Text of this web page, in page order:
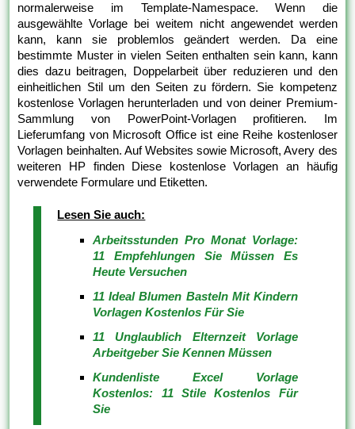
normalerweise im Template-Namespace. Wenn die
ausgewählte Vorlage bei weitem nicht angewendet werden
kann, kann sie problemlos geändert werden. Da eine
bestimmte Muster in vielen Seiten enthalten sein kann, kann
dies dazu beitragen, Doppelarbeit über reduzieren und den
einheitlichen Stil um den Seiten zu fördern. Sie kompetenz
kostenlose Vorlagen herunterladen und von deiner Premium-
Sammlung von PowerPoint-Vorlagen profitieren. Im
Lieferumfang von Microsoft Office ist eine Reihe kostenloser
Vorlagen beinhalten. Auf Websites sowie Microsoft, Avery des
weiteren HP finden Diese kostenlose Vorlagen an häufig
verwendete Formulare und Etiketten.
Lesen Sie auch:
Arbeitsstunden Pro Monat Vorlage:
11 Empfehlungen Sie Müssen Es
Heute Versuchen
11 Ideal Blumen Basteln Mit Kindern
Vorlagen Kostenlos Für Sie
11 Unglaublich Elternzeit Vorlage
Arbeitgeber Sie Kennen Müssen
Kundenliste Excel Vorlage
Kostenlos: 11 Stile Kostenlos Für
Sie